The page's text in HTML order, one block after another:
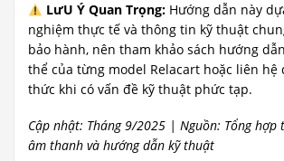
LưU Ý Quan Trọng:Hướng dẫn này
nghiệm thực tế và thông tin kỹ thuật
bảo hành, nên tham khảo sách hướng
thể của từng model Relacart hoặc liên hệ
thức khi có vấn đề kỹ thuật phức tạp.
Cập nhật: Tháng 9/2025 | Nguồn: Tổng hợp
âm thanh và hướng dẫn kỹ thuật